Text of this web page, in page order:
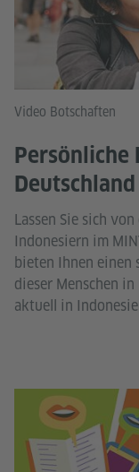
Video Botschaften
Persönliche
Deutschland
Lassen Sie sich
Indonesiern im
bieten Ihnen einen
dieser Menschen
aktuell in